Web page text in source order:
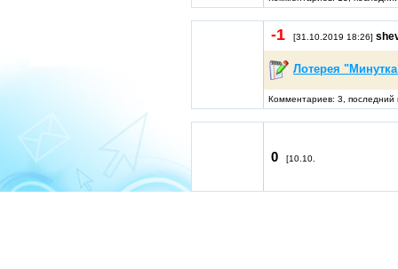
-1 [31.10.2019 18:26]
Лотерея
Комментариев: 3,
0 [10.10.